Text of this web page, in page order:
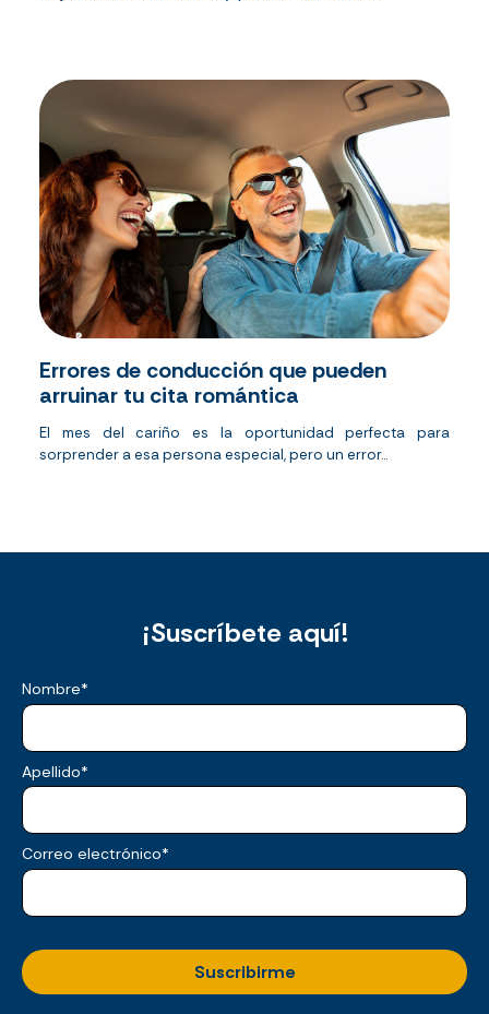
Errores de conducción que pueden
arruinar tu cita romántica
El mes del cariño es la oportunidad perfecta para
sorprender a esa persona especial, pero un error...
¡Suscríbete aquí!
Nombre*
Apellido*
Correo electrónico*